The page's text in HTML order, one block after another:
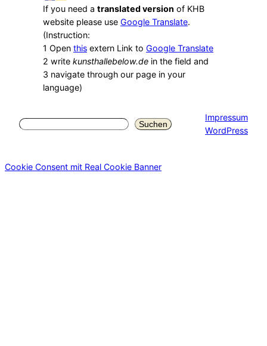
If you need a translated version of KHB
website please use Google Translate.
(Instruction:
1 Open this extern Link to Google Translate
2 write kunsthallebelow.de in the field and
3 navigate through our page in your
language)
Suchen Suchen
Impressum
WordPress
Cookie Consent mit Real Cookie Banner